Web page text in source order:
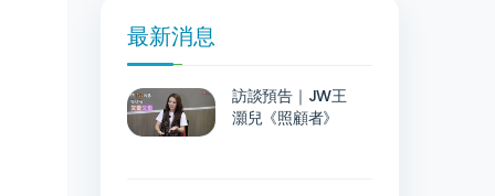
最新消息
訪談預告｜JW王
灝兒《照顧者》